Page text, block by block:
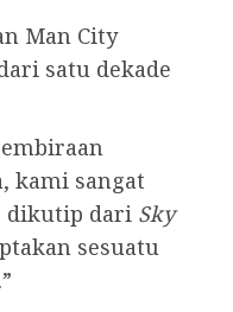
Man City
satu dekade
kami sangat
dikutip dari Sky
sesuatu